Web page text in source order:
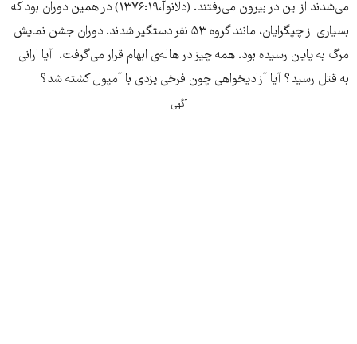
می‌شدند از این در بیرون می‌رفتند. (دلانوآ،۱۳۷۶:۱۹) در همین دوران بود که
بسیاری از چپگرایان، مانند گروه ۵۳ نفر دستگیر شدند. دوران جشن نمایش
مرگ به پایان رسیده بود. همه چیز در هاله‌ی ابهام قرار می‌گرفت. آیا ارانی
به قتل رسید؟ آیا آزادیخواهی چون فرخی یزدی با آمپول کشته شد؟
آگهی